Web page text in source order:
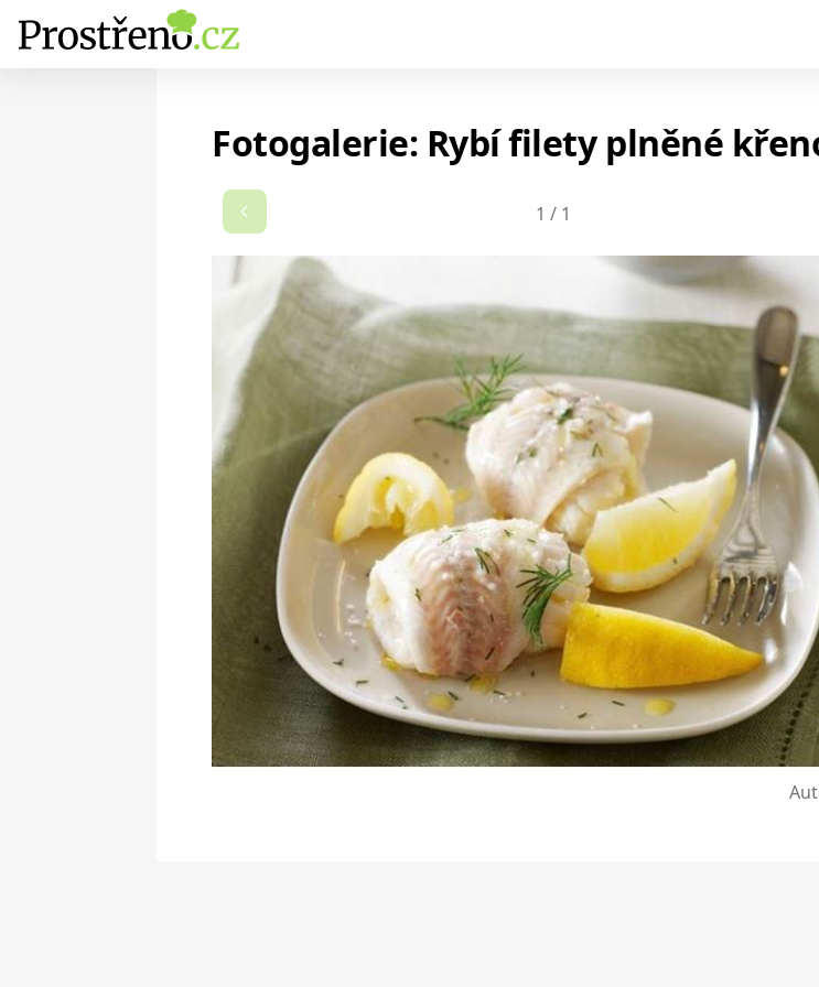
Fotogalerie: Rybí filety plněné
1 / 1